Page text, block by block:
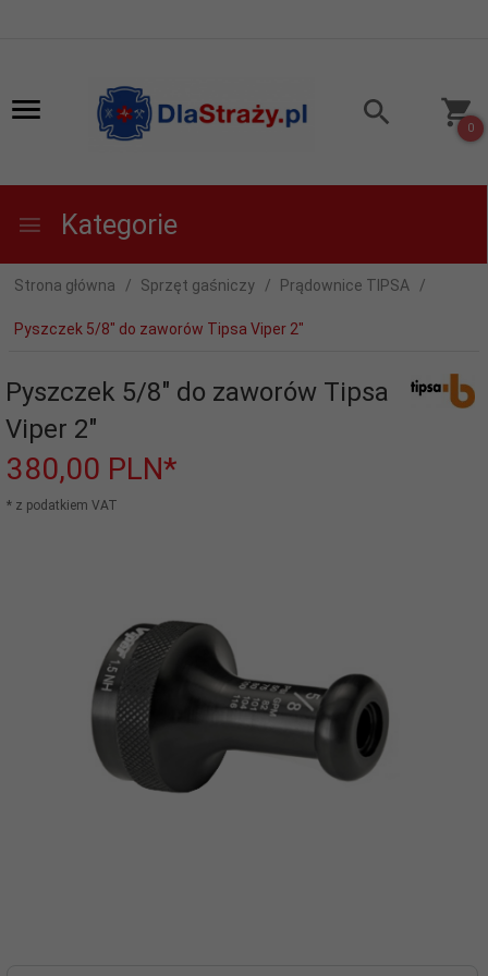
0
Kategorie
Strona główna Sprzęt gaśniczy Prądownice TIPSA
Pyszczek 5/8" do zaworów Tipsa Viper 2"
Pyszczek 5/8" do zaworów Tipsa
Viper 2"
380,00 PLN*
* z podatkiem VAT